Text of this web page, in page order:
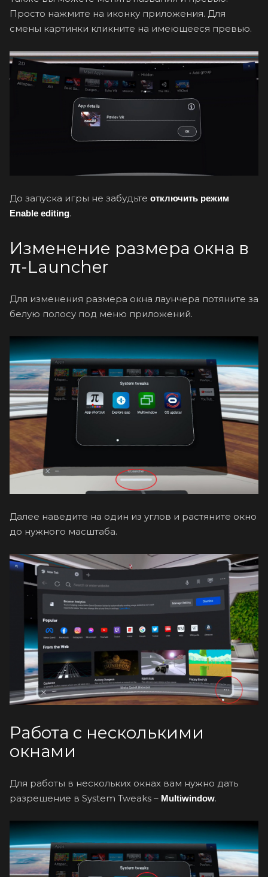
Просто нажмите на иконку приложения. Для
смены картинки кликните на имеющееся превью.
До запуска игры не забудьте отключить режим
Enable editing.
Изменение размера окна в
π-Launcher
Для изменения размера окна лаунчера потяните за
белую полосу под меню приложений.
Далее наведите на один из углов и растяните окно
до нужного масштаба.
Работа с несколькими
окнами
Для работы в нескольких окнах вам нужно дать
разрешение в System Tweaks – Multiwindow.